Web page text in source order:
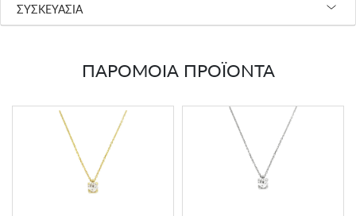
ΣΥΣΚΕΥΑΣΙΑ
ΠΑΡΟΜΟΙΑ ΠΡΟΪΟΝΤΑ